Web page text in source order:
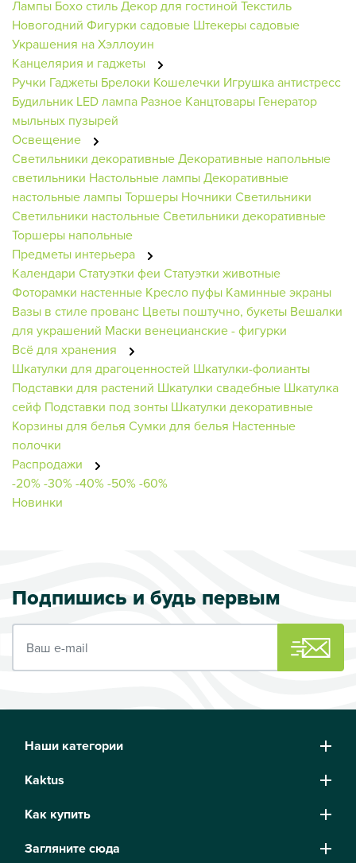
Лампы Бохо стильДекор для гостиной Текстиль
Новогодний Фигурки садовые Штекеры садовые
Украшения на Хэллоуин
Канцелярия и гаджеты
Ручки Гаджеты Брелоки Кошелечки Игрушка антистресс
Будильник LED лампа Разное Канцтовары Генератор
мыльных пузырей
Освещение
Светильники декоративныеДекоративные напольные
светильники Настольные лампыДекоративные
настольные лампыТоршеры Ночники Светильники
Светильники настольныеСветильники декоративные
Торшеры напольные
Предметы интерьера
Календари Статуэтки феи Статуэтки животные
Фоторамки настенные Кресло пуфы Каминные экраны
Вазы в стиле прованс Цветы поштучно, букеты Вешалки
для украшений Маски венецианские - фигурки
Всё для хранения
Шкатулки для драгоценностей Шкатулки-фолианты
Подставки для растений Шкатулки свадебные Шкатулка
сейф Подставки под зонты Шкатулки декоративные
Корзины для белья Сумки для белья Настенные
полочки
Распродажи
-20%-30%-40%-50%-60%
Новинки
Подпишись и будь первым
Наши категории
Kaktus
Как купить
Загляните сюда